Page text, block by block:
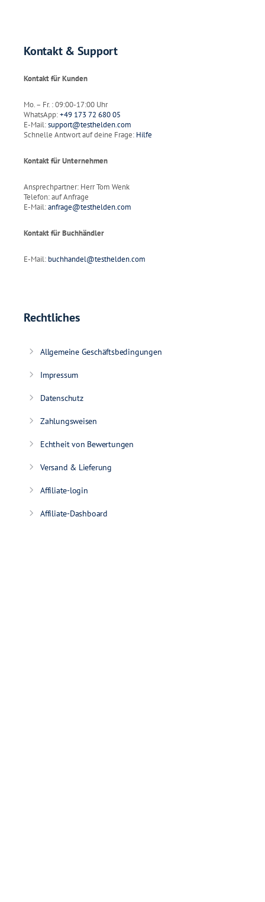
Kontakt & Support
Kontakt für Kunden
Mo. – Fr. : 09:00-17:00 Uhr
WhatsApp:+49 173 72 680 05
E-Mail:support@testhelden.com
Schnelle Antwort auf deine Frage: Hilfe
Kontakt für Unternehmen
Ansprechpartner: Herr Tom Wenk
Telefon: auf Anfrage
E-Mail:anfrage@testhelden.com
Kontakt für Buchhändler
E-Mail: buchhandel@testhelden.com
Rechtliches
Allgemeine Geschäftsbedingungen
Impressum
Datenschutz
Zahlungsweisen
Echtheit von Bewertungen
Versand & Lieferung
Affiliate-login
Affiliate-Dashboard